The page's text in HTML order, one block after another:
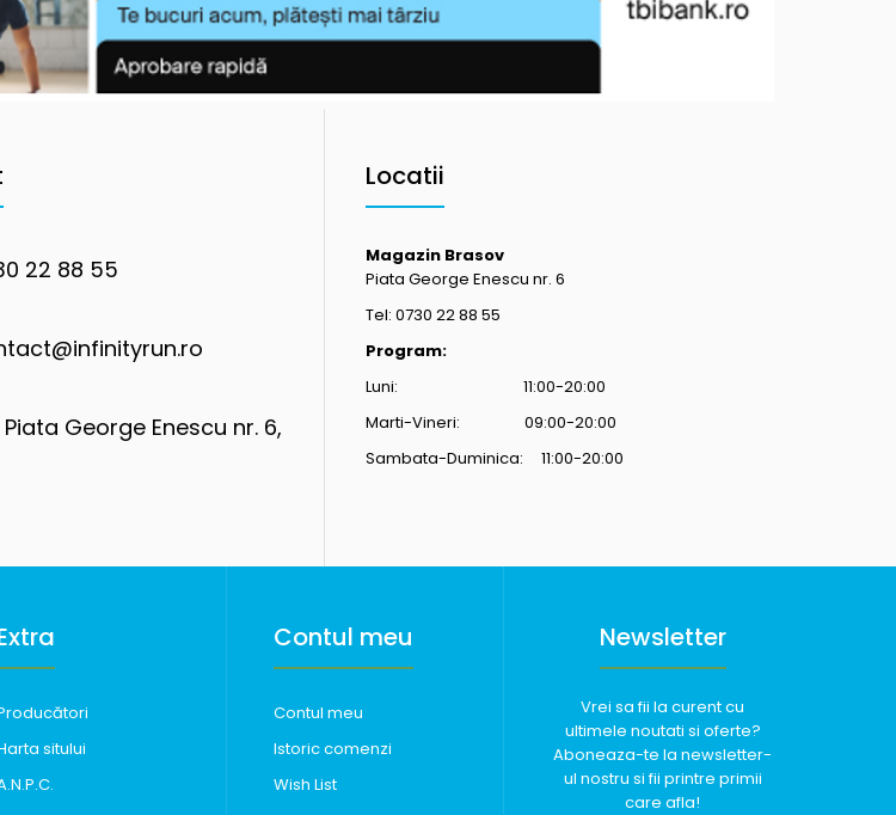
22 88 55
George Enescu nr. 6,
Locatii
Magazin Brasov
Piata George Enescu nr. 6
Tel: 0730 22 88 55
Program:
Luni: 11:00-20:00
Marti-Vineri: 09:00-20:00
Sambata-Duminica: 11:00-20:00
sitului
Contul meu
Contul meu
Istoric comenzi
Wish List
Newsletter
Vrei sa fii la curent cu
ultimele noutati si oferte?
Aboneaza-te la newsletter-
ul nostru si fii printre primii
care afla!